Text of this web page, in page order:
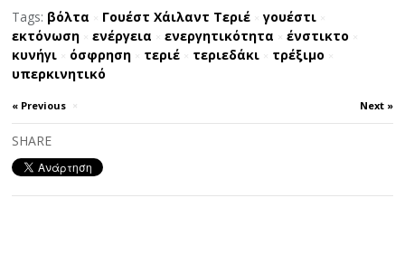
Tags: βόλτα Γουέστ Χάιλαντ Τεριέ γουέστι
εκτόνωση ενέργεια ενεργητικότητα ένστικτο
κυνήγι όσφρηση τεριέ τεριεδάκι τρέξιμο
υπερκινητικό
« Previous × Next »
SHARE